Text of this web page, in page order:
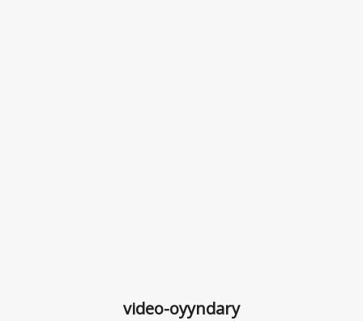
video-oyyndary